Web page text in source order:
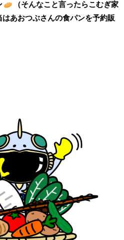
（そんなこと言ったらこむぎ家
あおつぶさんの食パンを予約販